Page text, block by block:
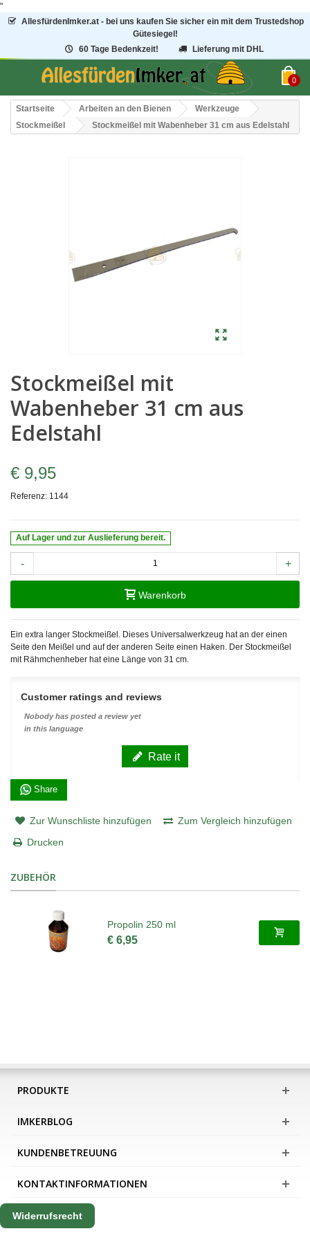
"
AllesfürdenImker.at - bei uns kaufen Sie sicher ein mit dem Trustedshop
Gütesiegel!
60 Tage Bedenkzeit!
Lieferung mit DHL
0
Startseite Arbeiten an den Bienen
Werkzeuge
Stockmeißel
Stockmeißel mit Wabenheber 31 cm aus Edelstahl
Stockmeißel mit
Wabenheber 31 cm aus
Edelstahl
€ 9,95
Referenz: 1144
Auf Lager und zur Auslieferung bereit.
- +
Warenkorb
Ein extra langer Stockmeißel. Dieses Universalwerkzeug hat an der einen
Seite den Meißel und auf der anderen Seite einen Haken. Der Stockmeißel
mit Rähmchenheber hat eine Länge von 31 cm.
Customer ratings and reviews
Nobody has posted a review yet
in this language
Rate it
Share
Zur Wunschliste hinzufügen
Zum Vergleich hinzufügen
Drucken
ZUBEHÖR
Propolin 250 ml
€ 6,95
PRODUKTE
IMKERBLOG
KUNDENBETREUUNG
KONTAKTINFORMATIONEN
Widerrufsrecht